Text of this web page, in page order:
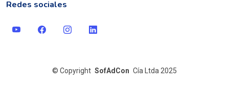
Redes sociales
© Copyright SofAdCon Cía Ltda 2025